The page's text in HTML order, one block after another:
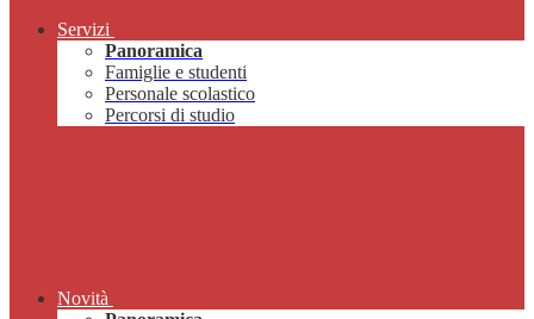
Servizi
Panoramica
Famiglie e studenti
Personale scolastico
Percorsi di studio
Novità